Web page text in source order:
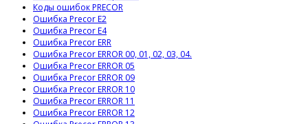
Коды ошибок PRECOR
Ошибка Precor E2
Ошибка Precor E4
Ошибка Precor ERR
Ошибка Precor ERROR 00, 01, 02, 03, 04.
Ошибка Precor ERROR 05
Ошибка Precor ERROR 09
Ошибка Precor ERROR 10
Ошибка Precor ERROR 11
Ошибка Precor ERROR 12